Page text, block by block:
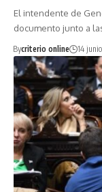
El intendente de
documento junto a
Bycriterio online 14